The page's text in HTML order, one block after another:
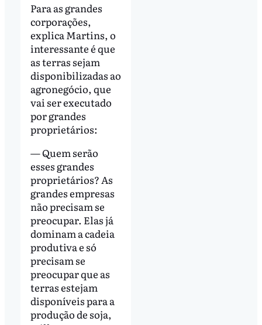
Para as grandes
corporações,
explica Martins, o
interessante é que
as terras sejam
disponibilizadas ao
agronegócio, que
vai ser executado
por grandes
proprietários:
— Quem serão
esses grandes
proprietários? As
grandes empresas
não precisam se
preocupar. Elas já
dominam a cadeia
produtiva e só
precisam se
preocupar que as
terras estejam
disponíveis para a
produção de soja,